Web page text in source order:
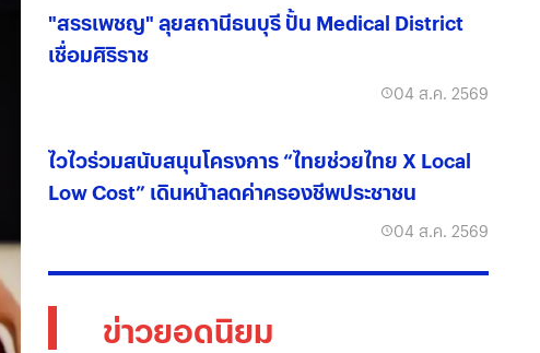
"สรรเพชญ" ลุยสถานีธนบุรี ปั้น Medical District
เชื่อมศิริราช
04 ส.ค. 2569
ไวไวร่วมสนับสนุนโครงการ “ไทยช่วยไทย X Local
Low Cost” เดินหน้าลดค่าครองชีพประชาชน
04 ส.ค. 2569
ข่าวยอดนิยม